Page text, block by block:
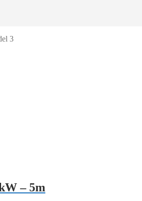
3
– 5m